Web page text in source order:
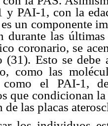
PAI-1, con la
un componente
durante las
coronario, se
(31). Esto se debe
como las
el PAI-1,
que condicionan
las placas